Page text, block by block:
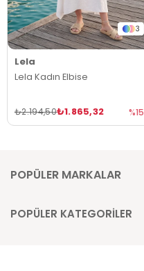
3
Lela
Lela Kadın Elbise
₺1.865,32
₺2.194,50 %15
POPÜLER MARKALAR
POPÜLER KATEGORİLER